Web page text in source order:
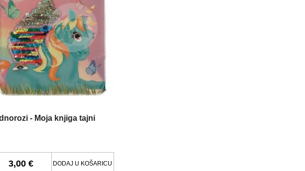
- Moja knjiga tajni
3,00 € DODAJ U KOŠARICU